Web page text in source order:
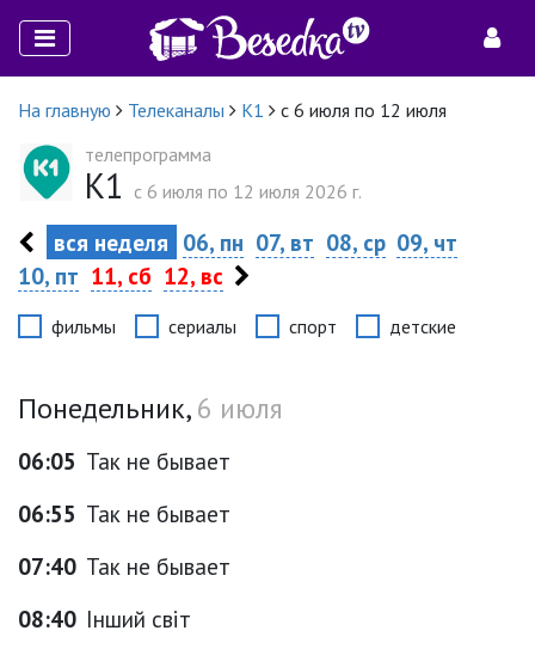
На главную Телеканалы К1
с 6 июля по 12 июля
телепрограмма
К1 c 6 июля по 12 июля 2026 г.
вся неделя 06, пн 07, вт 08, ср 09, чт
10, пт 11, сб 12, вс
фильмы сериалы спорт детские
Понедельник,6 июля
06:05 Так не бывает
06:55 Так не бывает
07:40 Так не бывает
08:40 Інший світ